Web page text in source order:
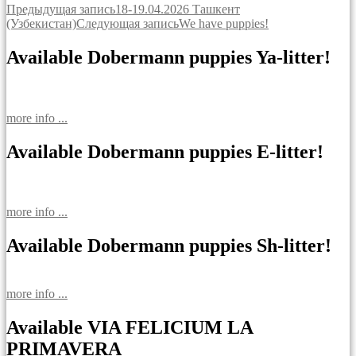
Навигация
по
записям
Предыдущая запись18-19.04.2026 Ташкент
(Узбекистан)Следующая записьWe have puppies!
Available Dobermann puppies Ya-litter!
more info ...
Available Dobermann puppies E-litter!
more info ...
Available Dobermann puppies Sh-litter!
more info ...
Available VIA FELICIUM LA
PRIMAVERA